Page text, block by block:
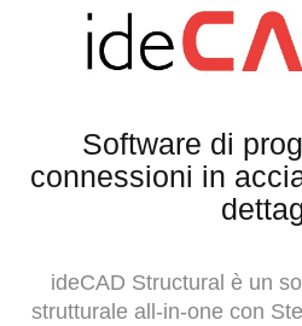
Software di
connessioni in
ideCAD Structural è un
strutturale all-in-one con